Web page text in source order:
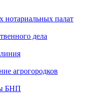
нотариальных палат
дела
агрогородков
БНП